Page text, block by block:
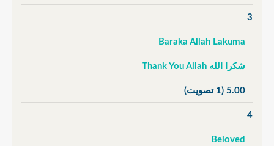
3
Baraka Allah Lakuma
شكرا الله Thank You Allah
5.00 (1 تصويت)
4
Beloved